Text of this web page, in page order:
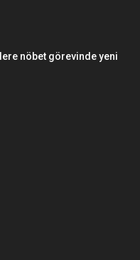
nöbet görevinde yeni